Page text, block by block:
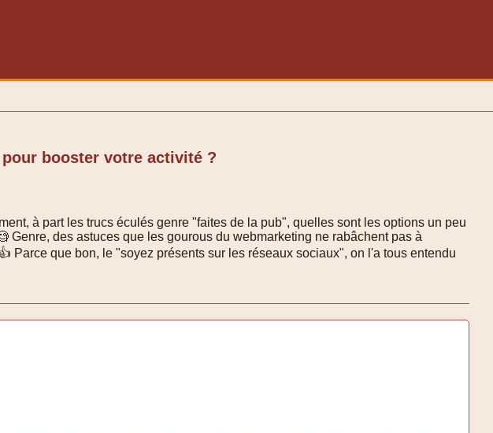
booster votre activité ?
à part les trucs éculés genre "faites de la pub", quelles sont les options un peu
Genre, des astuces que les gourous du webmarketing ne rabâchent pas à
Parce que bon, le "soyez présents sur les réseaux sociaux", on l'a tous entendu